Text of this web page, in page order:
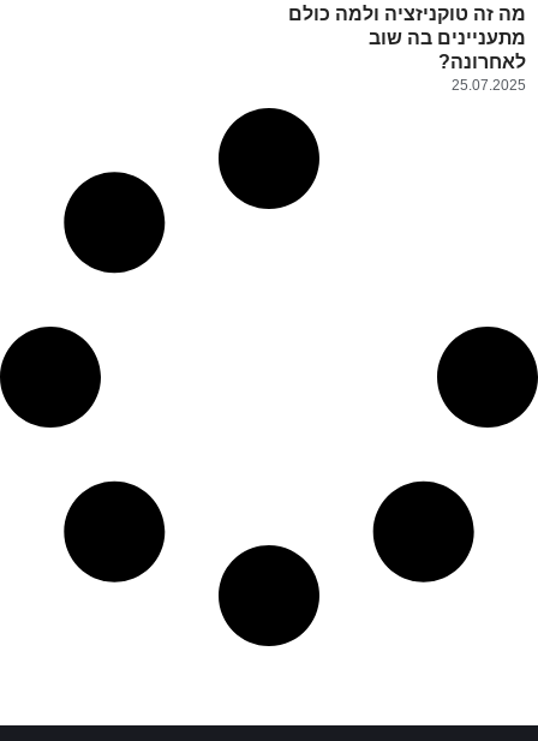
מה זה טוקניזציה ולמה כולם
מתעניינים בה שוב
לאחרונה?
25.07.2025